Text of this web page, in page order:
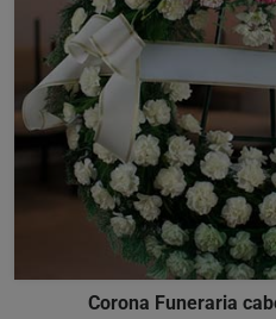
Corona Funeraria